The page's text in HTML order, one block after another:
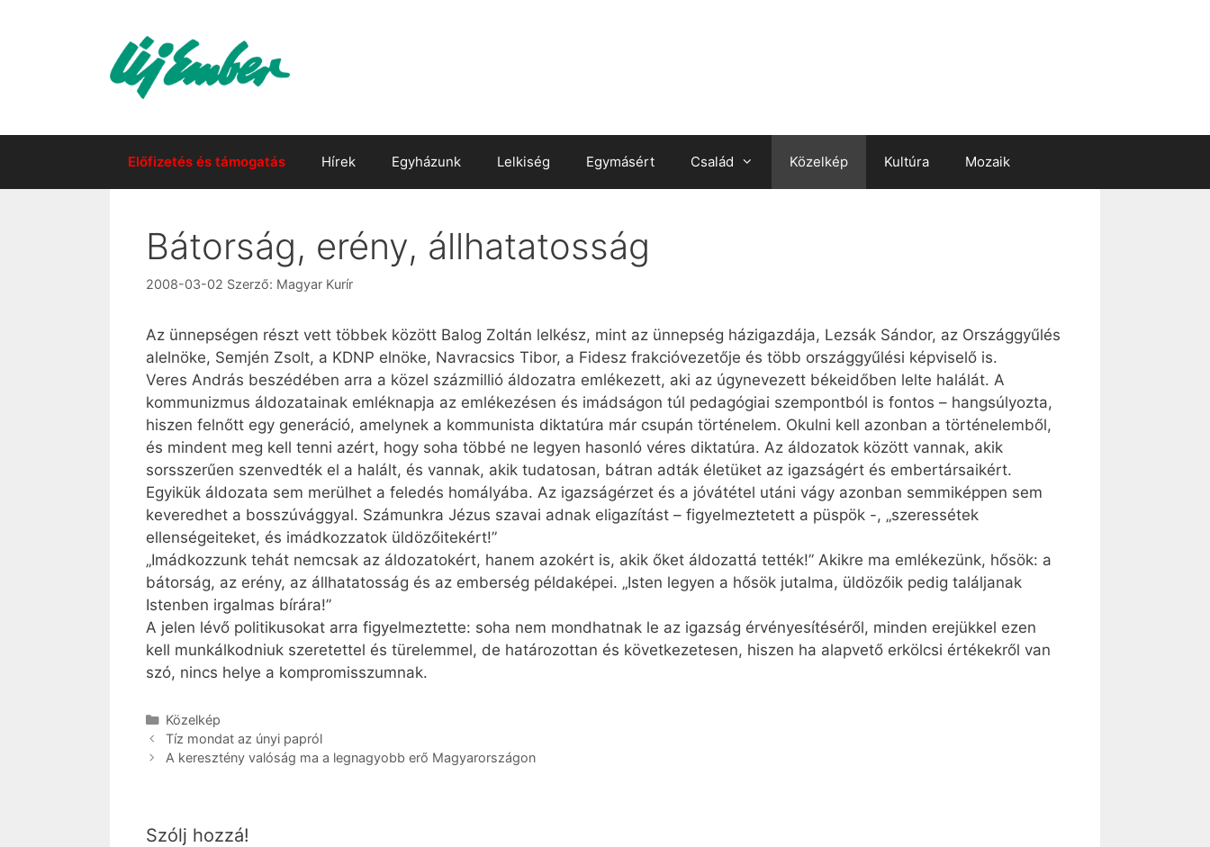
Előfizetés és támogatás Hírek Egyházunk Lelkiség Egymásért Család Közelkép Kultúra Mozaik
Bátorság, erény, állhatatosság
2008-03-02 Szerző: Magyar Kurír
Az ünnepségen részt vett többek között Balog Zoltán lelkész, mint az ünnepség házigazdája, Lezsák Sándor, az Országgyűlés
alelnöke, Semjén Zsolt, a KDNP elnöke, Navracsics Tibor, a Fidesz frakcióvezetője és több országgyűlési képviselő is.
Veres András beszédében arra a közel százmillió áldozatra emlékezett, aki az úgynevezett békeidőben lelte halálát. A
kommunizmus áldozatainak emléknapja az emlékezésen és imádságon túl pedagógiai szempontból is fontos – hangsúlyozta,
hiszen felnőtt egy generáció, amelynek a kommunista diktatúra már csupán történelem. Okulni kell azonban a történelemből,
és mindent meg kell tenni azért, hogy soha többé ne legyen hasonló véres diktatúra. Az áldozatok között vannak, akik
sorsszerűen szenvedték el a halált, és vannak, akik tudatosan, bátran adták életüket az igazságért és embertársaikért.
Egyikük áldozata sem merülhet a feledés homályába. Az igazságérzet és a jóvátétel utáni vágy azonban semmiképpen sem
keveredhet a bosszúvággyal. Számunkra Jézus szavai adnak eligazítást – figyelmeztetett a püspök -, „szeressétek
ellenségeiteket, és imádkozzatok üldözőitekért!”
„Imádkozzunk tehát nemcsak az áldozatokért, hanem azokért is, akik őket áldozattá tették!” Akikre ma emlékezünk, hősök: a
bátorság, az erény, az állhatatosság és az emberség példaképei. „Isten legyen a hősök jutalma, üldözőik pedig találjanak
Istenben irgalmas bírára!”
A jelen lévő politikusokat arra figyelmeztette: soha nem mondhatnak le az igazság érvényesítéséről, minden erejükkel ezen
kell munkálkodniuk szeretettel és türelemmel, de határozottan és következetesen, hiszen ha alapvető erkölcsi értékekről van
szó, nincs helye a kompromisszumnak.
Kategória
Közelkép
Tíz mondat az únyi papról
A keresztény valóság ma a legnagyobb erő Magyarországon
Szólj hozzá!